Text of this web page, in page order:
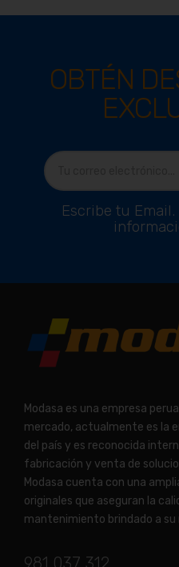
Ver
OBTÉN
Escribe tu
Modasa es una empresa
mercado, actualmente es la
del país y es reconocida
fabricación y venta de
Modasa cuenta con una
originales que aseguran la
mantenimiento brindado a
981 037 312